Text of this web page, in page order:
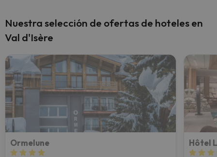
Nuestra selección de ofertas de hoteles en
Val d'Isère
Ormelune Hôtel